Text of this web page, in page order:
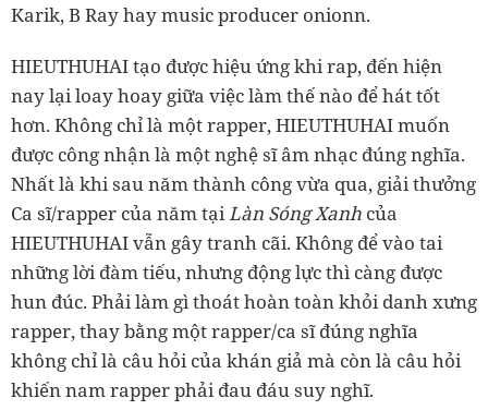
Karik, B Ray hay music producer onionn.
HIEUTHUHAI tạo được hiệu ứng khi rap, đến hiện
nay lại loay hoay giữa việc làm thế nào để hát tốt
hơn. Không chỉ là một rapper, HIEUTHUHAI muốn
được công nhận là một nghệ sĩ âm nhạc đúng nghĩa.
Nhất là khi sau năm thành công vừa qua, giải thưởng
Ca sĩ/rapper của năm tạiLàn Sóng Xanh của
HIEUTHUHAI vẫn gây tranh cãi. Không để vào tai
những lời đàm tiếu, nhưng động lực thì càng được
hun đúc. Phải làm gì thoát hoàn toàn khỏi danh xưng
rapper, thay bằng một rapper/ca sĩ đúng nghĩa
không chỉ là câu hỏi của khán giả mà còn là câu hỏi
khiến nam rapper phải đau đáu suy nghĩ.